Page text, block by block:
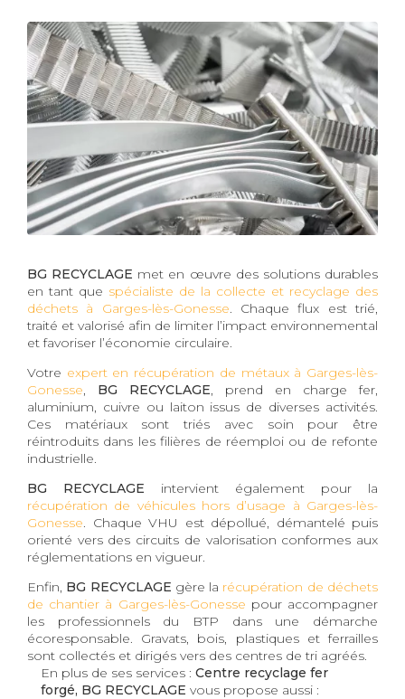
BG RECYCLAGE met en œuvre des solutions durables
en tant que spécialiste de la collecte et recyclage des
déchets à Garges-lès-Gonesse. Chaque flux est trié,
traité et valorisé afin de limiter l’impact environnemental
et favoriser l’économie circulaire.
Votre expert en récupération de métaux à Garges-lès-
Gonesse, BG RECYCLAGE, prend en charge fer,
aluminium, cuivre ou laiton issus de diverses activités.
Ces matériaux sont triés avec soin pour être
réintroduits dans les filières de réemploi ou de refonte
industrielle.
BG RECYCLAGE intervient également pour la
récupération de véhicules hors d’usage à Garges-lès-
Gonesse. Chaque VHU est dépollué, démantelé puis
orienté vers des circuits de valorisation conformes aux
réglementations en vigueur.
Enfin, BG RECYCLAGE gère la récupération de déchets
de chantier à Garges-lès-Gonesse pour accompagner
les professionnels du BTP dans une démarche
écoresponsable. Gravats, bois, plastiques et ferrailles
sont collectés et dirigés vers des centres de tri agréés.
En plus de ses services : Centre recyclage fer
forgé, BG RECYCLAGE vous propose aussi :